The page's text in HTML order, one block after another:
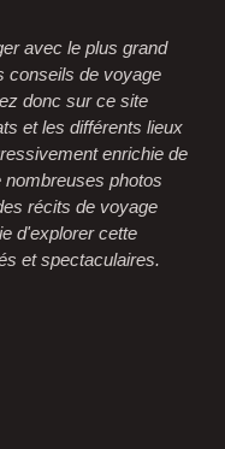
avec le plus grand
conseils de voyage
donc sur ce site
et les différents lieux
enrichie de
photos
récits de voyage
d'explorer cette
et spectaculaires.